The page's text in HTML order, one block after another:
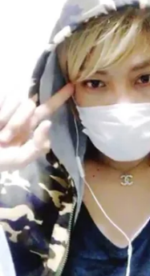
アート・写真
テクノロジー
映像・映画
ビジネス・
まちづくり・
CAMPFIRE for
CAMPFIREふる